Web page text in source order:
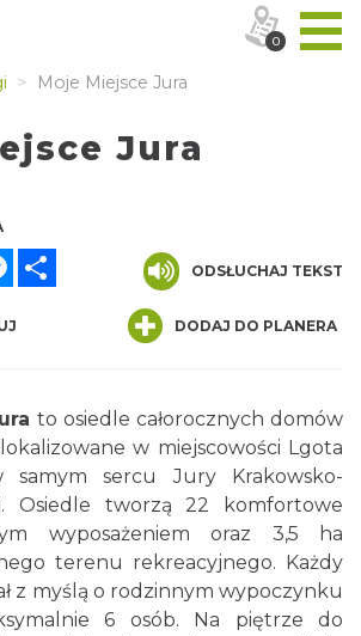
Moje Miejsce Jura
Jura
Messenger
ODSŁUCHAJ TEKST
DODAJ DO PLANERA
to osiedle całorocznych domów
w miejscowości Lgota
sercu Jury Krakowsko-
Osiedle tworzą 22 komfortowe
wyposażeniem oraz 3,5 ha
terenu rekreacyjnego. Każdy
z myślą o rodzinnym wypoczynku
6 osób. Na piętrze do
0